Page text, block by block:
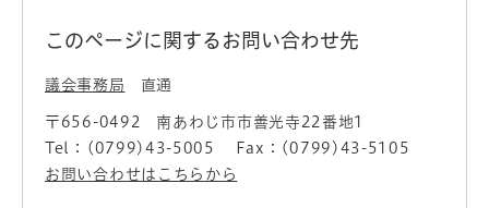
このページに関するお問い合わせ先
議会事務局 直通
〒656-0492
南あわじ市市善光寺22番地1
Tel：(0799)43-5005
Fax：(0799)43-5105
お問い合わせはこちらから